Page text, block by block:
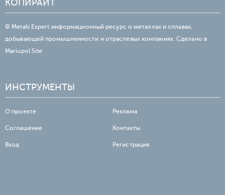
КОПИРАЙТ
© Metals Expert информационный ресурс о металлах и сплавах,
добывающей промышленности и отраслевых компаниях. Сделано в
Mariupol.Site
ИНСТРУМЕНТЫ
О проекте Реклама
Соглашение Контакты
Вход Регистрация